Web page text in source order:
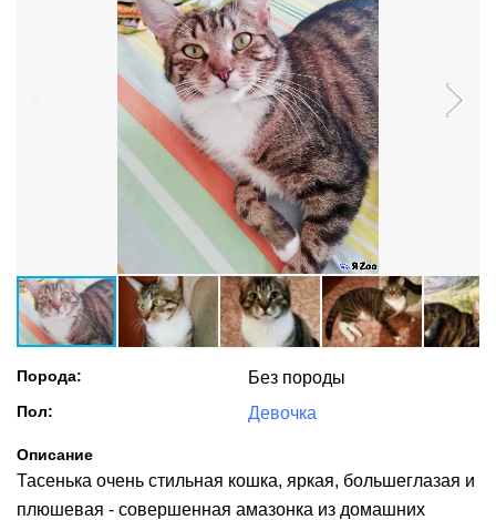
Порода: Без породы
Пол: Девочка
Описание
Тасенька очень стильная кошка, яркая, большеглазая и
плюшевая - совершенная амазонка из домашних